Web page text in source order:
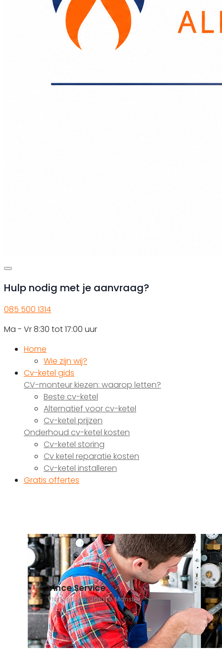
Hulp nodig met je aanvraag?
085 500 1314
Ma - Vr 8:30 tot 17:00 uur
Home
Wie zijn wij?
Cv-ketel gids
CV-monteur kiezen: waarop letten?
Beste cv-ketel
Alternatief voor cv-ketel
Cv-ketel prijzen
Onderhoud cv-ketel kosten
Cv-ketel storing
Cv ketel reparatie kosten
Cv-ketel installeren
Gratis offertes
Vince Service
Vlotlaan 218, 2681TV Monster